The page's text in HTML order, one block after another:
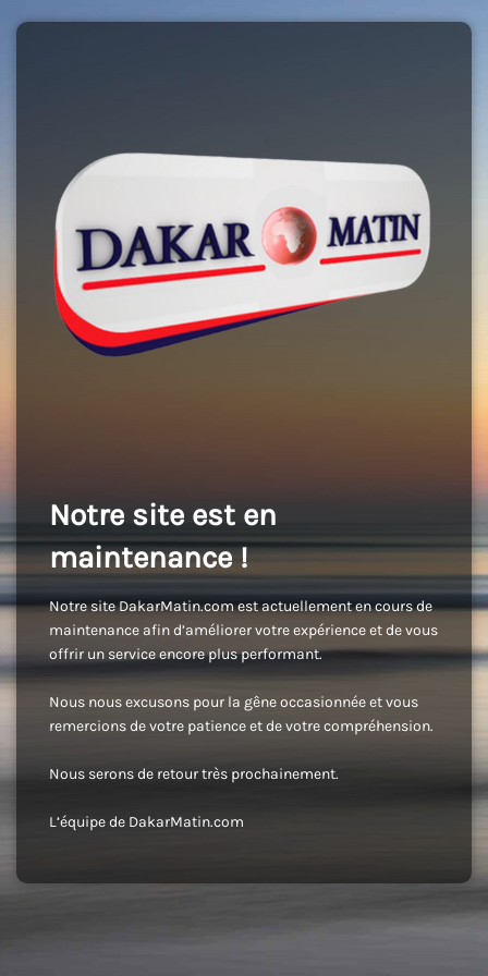
Notre site est en
maintenance !
Notre site DakarMatin.com est actuellement en cours de
maintenance afin d’améliorer votre expérience et de vous
offrir un service encore plus performant.
Nous nous excusons pour la gêne occasionnée et vous
remercions de votre patience et de votre compréhension.
Nous serons de retour très prochainement.
L’équipe de DakarMatin.com